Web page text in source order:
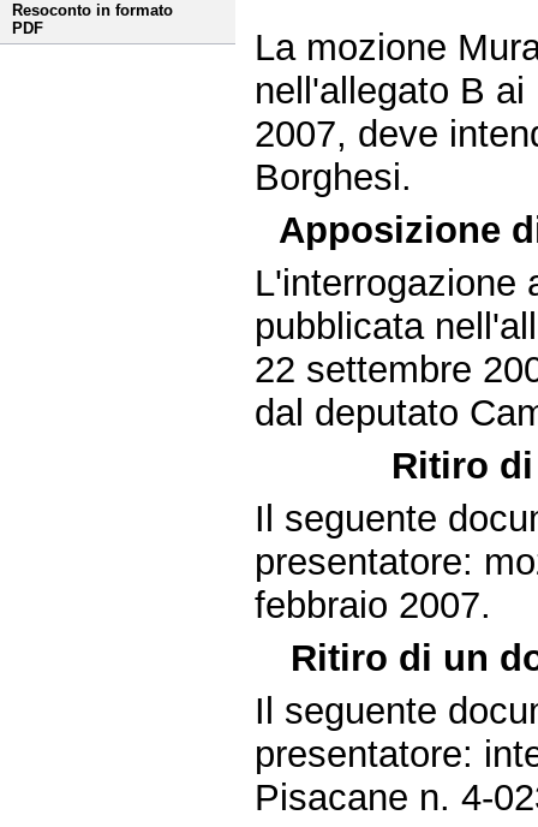
Resoconto in formato
PDF
La mozione
nell'allegato B
2007, deve
Borghesi.
Apposizione
L'interrogazione
pubblicata
22 settembre
dal deputato
Ritiro
Il seguente
presentatore:
febbraio 2007.
Ritiro di un
Il seguente
presentatore:
Pisacane n. 4-